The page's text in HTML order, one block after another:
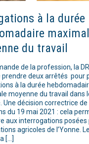
à la durée
du travail
de la profession, la
prendre deux arrêtés pour
à la durée
moyenne du travail dans
Une décision correctrice de
du 19 mai 2021 : cela
aux interrogations posées
agricoles de l’Yonne.
[…]